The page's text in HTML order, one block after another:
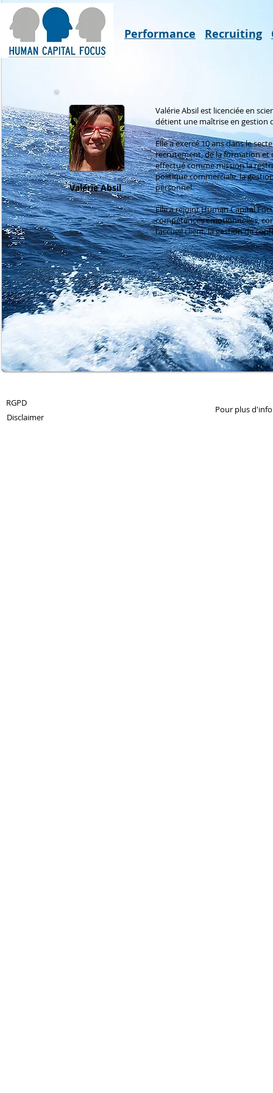
Performance Recruiting
Valérie Absil
Valérie Absil est licenciée en
détient une maîtrise en gestion
Elle a exercé 10 ans dans le
recrutement, de la formation et
effectué comme mission la
politique commerciale, la
personnel.
Elle a rejoint Human Capital
compétences émotionnelles,
l'accueil client, la gestion de
RGPD
Disclaimer
Pour plus